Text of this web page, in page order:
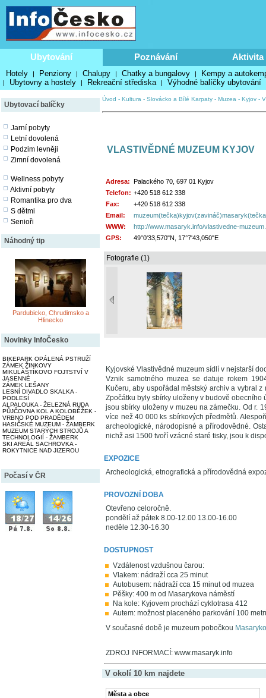
Ubytování Poznávání Aktivita
Hotely | Penziony | Chalupy | Chatky a bungalovy | Kempy a
| Ubytovny a hostely | Rekreační střediska | Výhodné balíčky ubytování
Ubytovací balíčky
Jarní pobyty
Letní dovolená
Podzim levněji
Zimní dovolená
Wellness pobyty
Aktivní pobyty
Romantika pro dva
S dětmi
Senioři
Náhodný tip
Pardubicko, Chrudimsko a
Hlinecko
Novinky InfoČesko
BIKEPARK OPÁLENÁ PSTRUŽÍ
ZÁMEK ŽINKOVY
MIKULÁŠTÍKOVO FOJTSTVÍ V
JASENNÉ
ZÁMEK LEŠANY
LESNÍ DIVADLO SKALKA -
PODLESÍ
ALPALOUKA - ŽELEZNÁ RUDA
PŮJČOVNA KOL A KOLOBĚŽEK -
VRBNO POD PRADĚDEM
HASIČSKÉ MUZEUM - ŽAMBERK
MUZEUM STARÝCH STROJŮ A
TECHNOLOGIÍ - ŽAMBERK
SKI AREÁL SACHROVKA -
ROKYTNICE NAD JIZEROU
Počasí v ČR
Úvod - Kultura - Slovácko a Bílé Karpaty - Muzea - Kyjov -
VLASTIVĚDNÉ MUZEUM KYJOV
Adresa: Palackého 70, 697 01 Kyjov
Telefon: +420 518 612 338
Fax:
+420 518 612 338
Email:
WWW:
http://www.masaryk.info/vlastivedne-
GPS:
49°0'33,570"N, 17°7'43,050"E
Fotografie (1)
Kyjovské Vlastivědné muzeum sídlí v nejstarší
Vznik samotného muzea se datuje rokem
Kučeru, aby uspořádal městský archiv a vybral
Zpočátku byly sbírky uloženy v budově
jsou sbírky uloženy v muzeu na zámečku. Od r.
více než 40 000 ks sbírkových předmětů.
archeologické, národopisné a přírodovědné.
nichž asi 1500 tvoří vzácné staré tisky, jsou k
EXPOZICE
Archeologická, etnografická a přírodovědná
PROVOZNÍ DOBA
Otevřeno celoročně.
pondělí až pátek 8.00-12.00 13.00-16.00
neděle 12.30-16.30
DOSTUPNOST
Vzdálenost vzdušnou čarou:
Vlakem: nádraží cca 25 minut
Autobusem: nádraží cca 15 minut od muzea
Pěšky: 400 m od Masarykova náměstí
Na kole: Kyjovem prochází cyklotrasa 412
Autem: možnost placeného parkování 100
V současné době je muzeum pobočkou
ZDROJ INFORMACÍ: www.masaryk.info
V okolí 10 km najdete
Města a obce